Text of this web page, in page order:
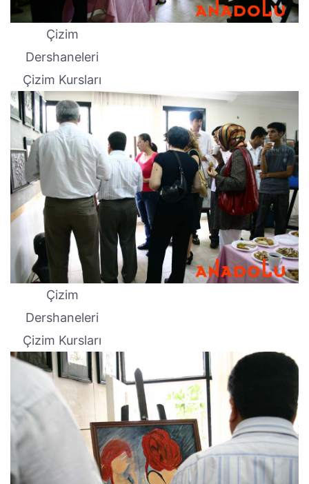
Çizim
Dershaneleri
Çizim Kursları
Çizim
Dershaneleri
Çizim Kursları